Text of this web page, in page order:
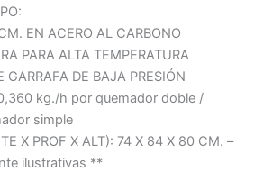
EN ACERO AL CARBONO
PARA ALTA TEMPERATURA
GARRAFA DE BAJA PRESIÓN
kg./h por quemador doble /
simple
X PROF X ALT): 74 X 84 X 80 CM. –
ilustrativas **